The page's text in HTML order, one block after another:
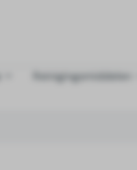
Reinigingsmiddelen